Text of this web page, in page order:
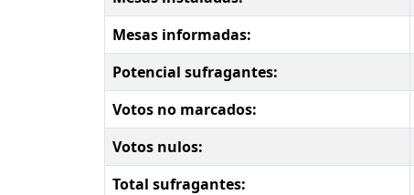
Mesas informadas:
Potencial sufragantes:
Votos no marcados:
Votos nulos:
Total sufragantes: